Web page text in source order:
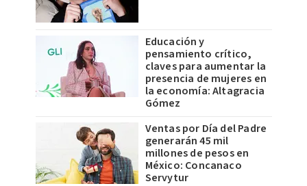
Educación y
pensamiento crítico,
claves para aumentar la
presencia de mujeres en
la economía: Altagracia
Gómez
Ventas por Día del Padre
generarán 45 mil
millones de pesos en
México: Concanaco
Servytur